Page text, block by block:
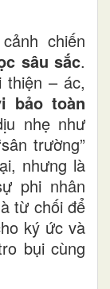
chiến
sâu sắc.
thiện – ác,
bảo toàn
nhẹ như
trường”
nhưng là
phi nhân
từ chối để
ký ức và
bụi cùng